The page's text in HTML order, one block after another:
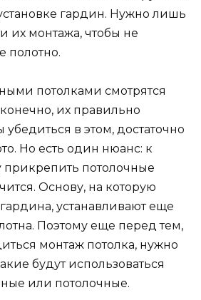
гардин. Нужно лишь
их монтажа, чтобы не
полотно.
потолками смотрятся
их правильно
убедиться в этом, достаточно
Но есть один нюанс: к
прикрепить потолочные
Основу, на которую
устанавливают еще
Поэтому еще перед тем,
монтаж потолка, нужно
будут использоваться
или потолочные.